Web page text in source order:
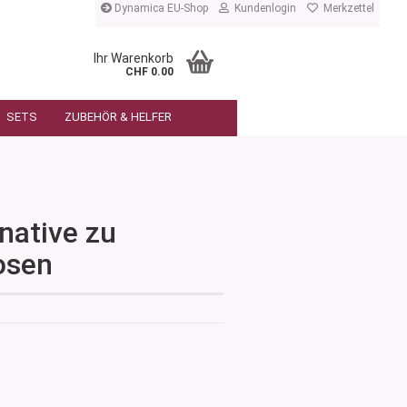
Dynamica EU-Shop Kundenlogin Merkzettel
Ihr Warenkorb
CHF 0.00
SETS ZUBEHÖR & HELFER
zu